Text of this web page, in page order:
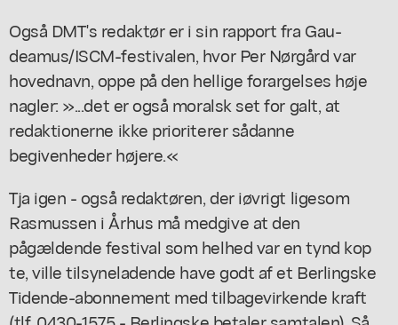
Også DMT's redaktør er i sin rapport fra Gau-
deamus/ISCM-festivalen, hvor Per Nørgård var
hovednavn, oppe på den hellige forargelses høje
nagler: »...det er også moralsk set for galt, at
redaktionerne ikke prioriterer sådanne
begivenheder højere.«
Tja igen - også redaktøren, der iøvrigt ligesom
Rasmussen i Århus må medgive at den
pågældende festival som helhed var en tynd kop
te, ville tilsyneladende have godt af et Berlingske
Tidende-abonnement med tilbagevirkende kraft